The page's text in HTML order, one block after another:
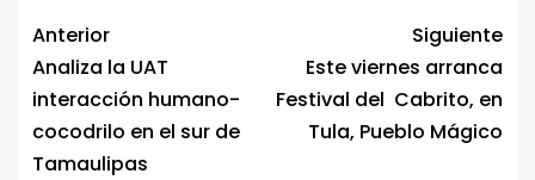
Anterior
Analiza la UAT
interacción humano-
cocodrilo en el sur de
Tamaulipas
Siguiente
Este viernes arranca
Festival del Cabrito, en
Tula, Pueblo Mágico